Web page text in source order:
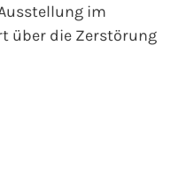
im
über die Zerstörung